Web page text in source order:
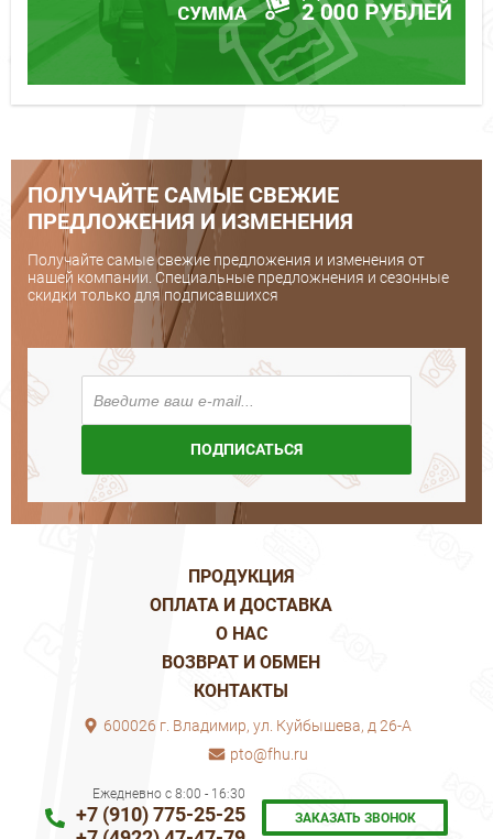
ПОЛУЧАЙТЕ САМЫЕ СВЕЖИЕ
ПРЕДЛОЖЕНИЯ И ИЗМЕНЕНИЯ
Получайте самые свежие предложения и изменения от
нашей компании. Специальные предложнения и сезонные
скидки только для подписавшихся
ПОДПИСАТЬСЯ
ПРОДУКЦИЯ
ОПЛАТА И ДОСТАВКА
О НАС
ВОЗВРАТ И ОБМЕН
КОНТАКТЫ
600026 г. Владимир, ул. Куйбышева, д 26-А
pto@fhu.ru
Ежедневно с 8:00 - 16:30
+7 (910) 775-25-25
ЗАКАЗАТЬ ЗВОНОК